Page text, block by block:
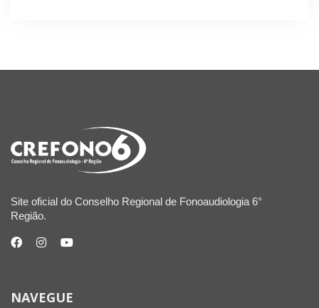
Site oficial do Conselho Regional de Fonoaudiologia 6°
Região.
NAVEGUE